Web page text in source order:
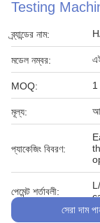
Testing
ব্র্যান্ডের নাম:
মডেল নম্বর:
MOQ:
মূল্য:
প্যাকেজিং বিবরণ:
পেমেন্ট শর্তাবলী:
সেরা দাম